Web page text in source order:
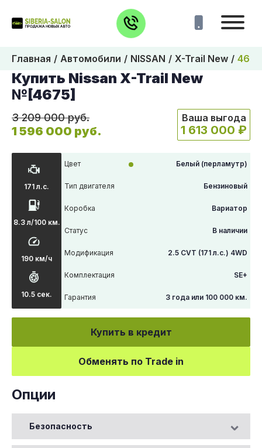
Главная Автомобили NISSAN X-Trail New 4675
Купить Nissan X-Trail New
№[4675]
3 209 000 руб.
1 596 000 руб.
Ваша выгода
1 613 000 ₽
171 л.с.
8.3 л/100 км.
190 км/ч
10.5 сек.
Цвет Белый (перламутр)
Тип двигателя Бензиновый
Коробка Вариатор
Статус В наличии
Модификация 2.5 CVT (171 л.с.) 4WD
Комплектация SE+
Гарантия 3 года или 100 000 км.
Купить в кредит
Обменять по Trade in
Опции
Безопасность